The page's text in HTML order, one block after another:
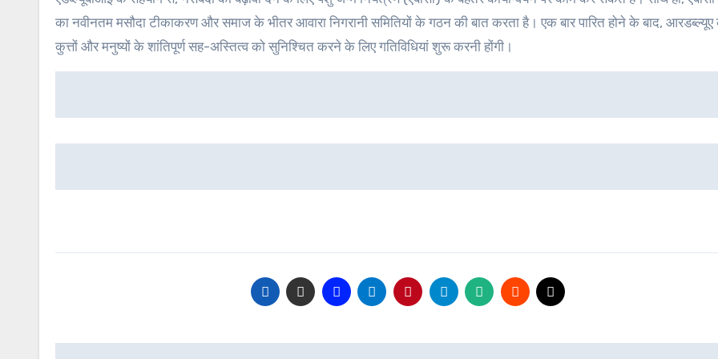
का नवीनतम मसौदा टीकाकरण और समाज के भीतर आवारा निगरानी समितियों के गठन की बात करता है। एक बार पारित होने के बाद, आरडब्ल्यूए
कुत्तों और मनुष्यों के शांतिपूर्ण सह-अस्तित्व को सुनिश्चित करने के लिए गतिविधियां शुरू करनी होंगी।